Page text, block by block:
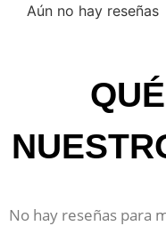
Aún no hay reseñas
No hay reseñas para